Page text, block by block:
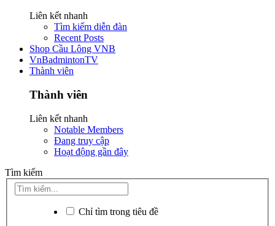
Liên kết nhanh
Tìm kiếm diễn đàn
Recent Posts
Shop Cầu Lông VNB
VnBadmintonTV
Thành viên
Thành viên
Liên kết nhanh
Notable Members
Đang truy cập
Hoạt động gần đây
Tìm kiếm
Chỉ tìm trong tiêu đề